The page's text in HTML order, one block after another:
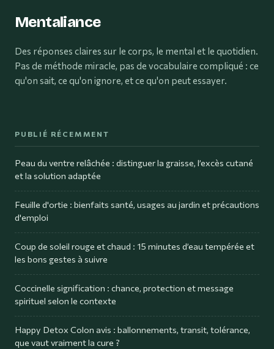
Mentaliance
Des réponses claires sur le corps, le mental et le quotidien.
Pas de méthode miracle, pas de vocabulaire compliqué : ce
qu'on sait, ce qu'on ignore, et ce qu'on peut essayer.
PUBLIÉ RÉCEMMENT
Peau du ventre relâchée : distinguer la graisse, l’excès cutané
et la solution adaptée
Feuille d'ortie : bienfaits santé, usages au jardin et précautions
d'emploi
Coup de soleil rouge et chaud : 15 minutes d’eau tempérée et
les bons gestes à suivre
Coccinelle signification : chance, protection et message
spirituel selon le contexte
Happy Detox Colon avis : ballonnements, transit, tolérance,
que vaut vraiment la cure ?